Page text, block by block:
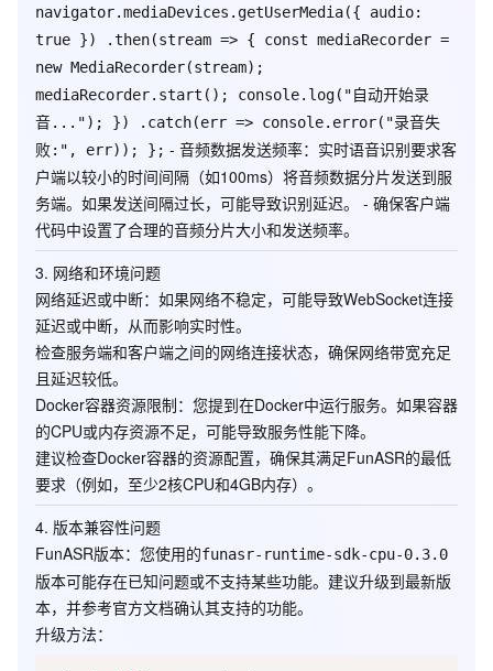
navigator.mediaDevices.getUserMedia({ audio:
true }) .then(stream => { const mediaRecorder =
new MediaRecorder(stream);
mediaRecorder.start(); console.log("自动开始录
音..."); }) .catch(err => console.error("录音失
败:", err)); }; - 音频数据发送频率：实时语音识别要求客
户端以较小的时间间隔（如100ms）将音频数据分片发送到服
务端。如果发送间隔过长，可能导致识别延迟。 - 确保客户端
代码中设置了合理的音频分片大小和发送频率。
3. 网络和环境问题
网络延迟或中断：如果网络不稳定，可能导致WebSocket连接
延迟或中断，从而影响实时性。
检查服务端和客户端之间的网络连接状态，确保网络带宽充足
且延迟较低。
Docker容器资源限制：您提到在Docker中运行服务。如果容器
的CPU或内存资源不足，可能导致服务性能下降。
建议检查Docker容器的资源配置，确保其满足FunASR的最低
要求（例如，至少2核CPU和4GB内存）。
4. 版本兼容性问题
FunASR版本：您使用的funasr-runtime-sdk-cpu-0.3.0
版本可能存在已知问题或不支持某些功能。建议升级到最新版
本，并参考官方文档确认其支持的功能。
升级方法：